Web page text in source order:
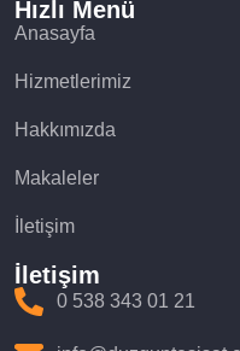
Hızlı Menü
Anasayfa
Hizmetlerimiz
Hakkımızda
Makaleler
İletişim
İletişim
0 538 343 01 21